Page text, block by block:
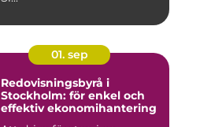
01. sep
Redovisningsbyrå i
Stockholm: för enkel och
effektiv ekonomihantering